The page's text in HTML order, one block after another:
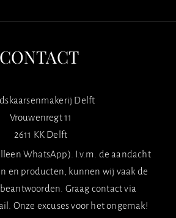
CONTACT
Delft
Vrouwenregt 11
2611 KK Delft
WhatsApp). I.v.m. de aandacht
en producten, kunnen wij vaak de
Graag contact via
Onze excuses voor het ongemak!